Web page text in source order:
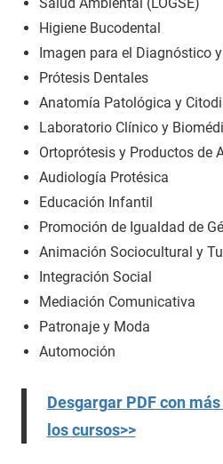
Higiene Bucodental
Imagen para el Diagnóstico
Prótesis Dentales
Anatomía Patológica y
Laboratorio Clínico y
Ortoprótesis y Productos de
Audiología Protésica
Educación Infantil
Promoción de Igualdad de
Animación Sociocultural y
Integración Social
Mediación Comunicativa
Patronaje y Moda
Automoción
Desgargar PDF con
los cursos>>